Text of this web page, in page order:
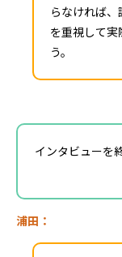
らなければ
を重視して
う。
インタビューを
浦田：